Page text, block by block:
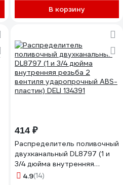
В корзину
414 ₽
Распределитель поливочный
двухканальный DL8797 (1 и
3/4 дюйма внутренняя
резьба 2 вентиля
4.9(14)